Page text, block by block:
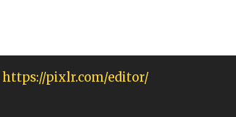
https://pixlr.com/editor/